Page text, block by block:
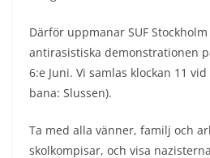
Därför uppmanar SUF
antirasistiska demonstrationen
6:e Juni. Vi samlas klockan 11
bana: Slussen).
Ta med alla vänner, familj och
skolkompisar, och visa